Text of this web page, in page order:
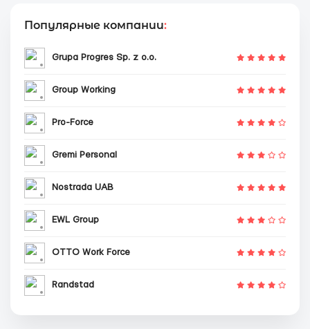
Популярные компании:
Grupa Progres Sp. z o.o.
Group Working
Pro-Force
Gremi Personal
Nostrada UAB
EWL Group
OTTO Work Force
Randstad